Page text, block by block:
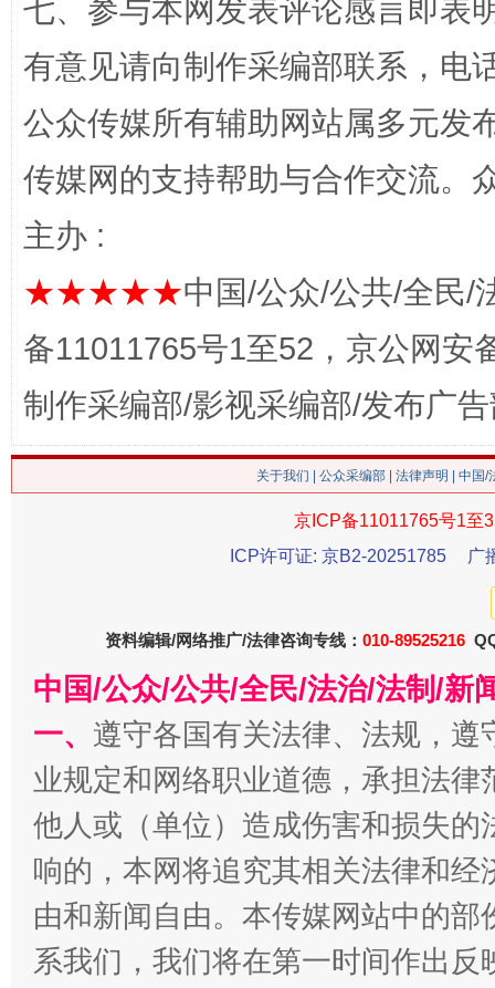
这是一记警钟！ 谢
今
习近平的博鳌关键词
魏明
七、参与本网发表评论感言即表
有意见请向制作采编部联系，电
公众传媒所有辅助网站属多元发
传媒网的支持帮助与合作交流。
主办 :
★★★★★中国/公众/公共/全民/
备11011765号1至52，京公网安
制作采编部/影视采编部/发布广
关于我们 公众采编部 法律声明 | 中国
京ICP备11011765号1至
ICP许可证: 京B2-20251785
广
资料编辑/网络推广/法律咨询专线： 010-89525216
中国/公众/公共/全民/法治/法制/新
一、 遵守各国有关法律、法规，
业规定和网络职业道德，承担法
他人或（单位）造成伤害和损失
响的，本网将追究其相关法律和
由和新闻自由。本传媒网站中的
系我们，我们将在第一时间作出